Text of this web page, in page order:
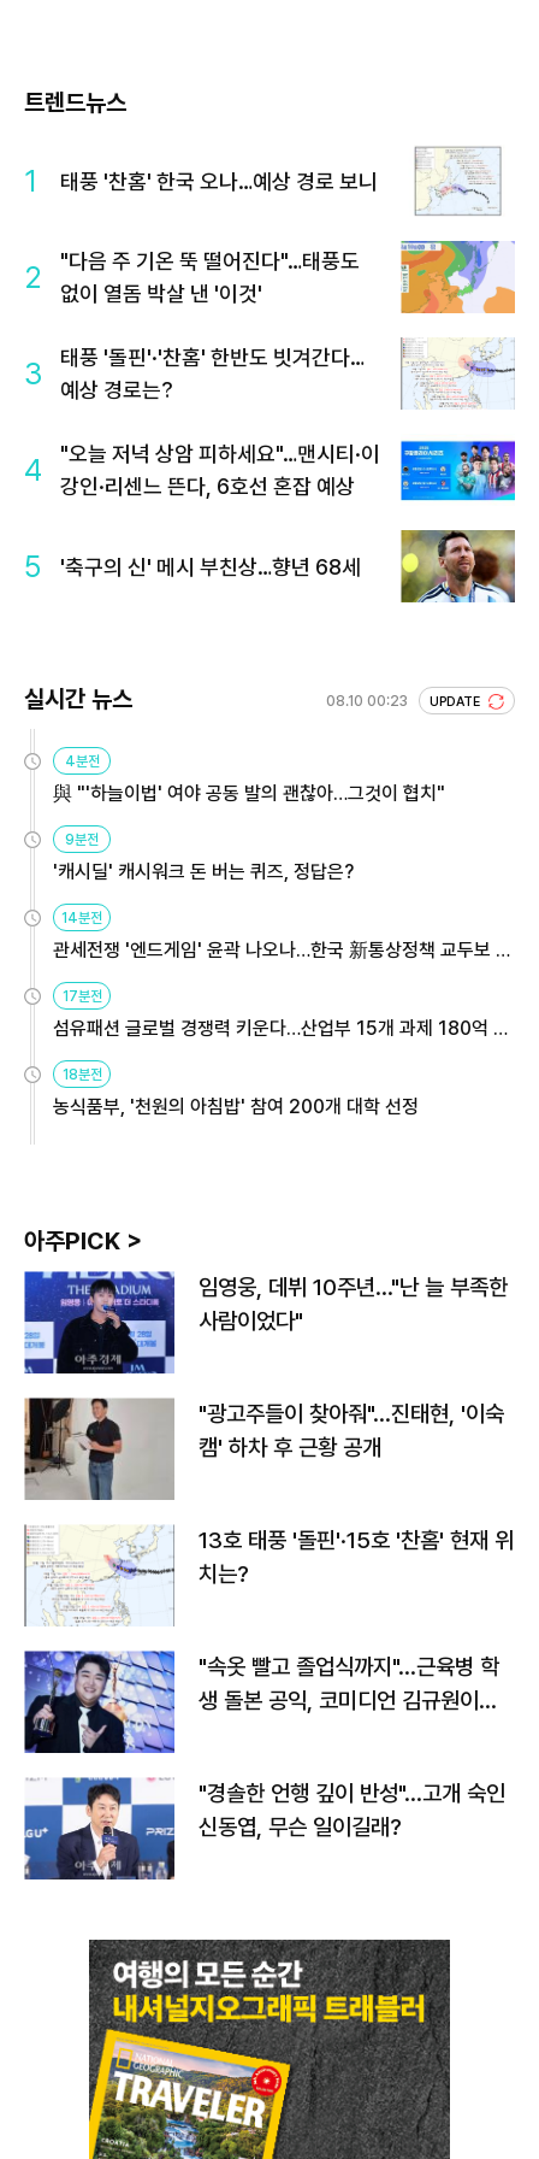
트렌드뉴스
1 태풍 '찬홈' 한국 오나…예상 경로 보니
2
"다음 주 기온 뚝 떨어진다"…태풍도
없이 열돔 박살 낸 '이것'
3
태풍 '돌핀'·'찬홈' 한반도 빗겨간다…
예상 경로는?
4
"오늘 저녁 상암 피하세요"…맨시티·이
강인·리센느 뜬다, 6호선 혼잡 예상
5 '축구의 신' 메시 부친상…향년 68세
실시간 뉴스 08.10 00:23 UPDATE
4분전
與 "'하늘이법' 여야 공동 발의 괜찮아…그것이 협치"
9분전
'캐시딜' 캐시워크 돈 버는 퀴즈, 정답은?
14분전
관세전쟁 '엔드게임' 윤곽 나오나…한국 新통상정책 교두보 활
용해야
17분전
섬유패션 글로벌 경쟁력 키운다…산업부 15개 과제 180억 지
원
18분전
농식품부, '천원의 아침밥' 참여 200개 대학 선정
아주PICK >
임영웅, 데뷔 10주년…"난 늘 부족한
사람이었다"
"광고주들이 찾아줘"…진태현, '이숙
캠' 하차 후 근황 공개
13호 태풍 '돌핀'·15호 '찬홈' 현재 위
치는?
"속옷 빨고 졸업식까지"…근육병 학
생 돌본 공익, 코미디언 김규원이었
"경솔한 언행 깊이 반성"…고개 숙인
신동엽, 무슨 일이길래?